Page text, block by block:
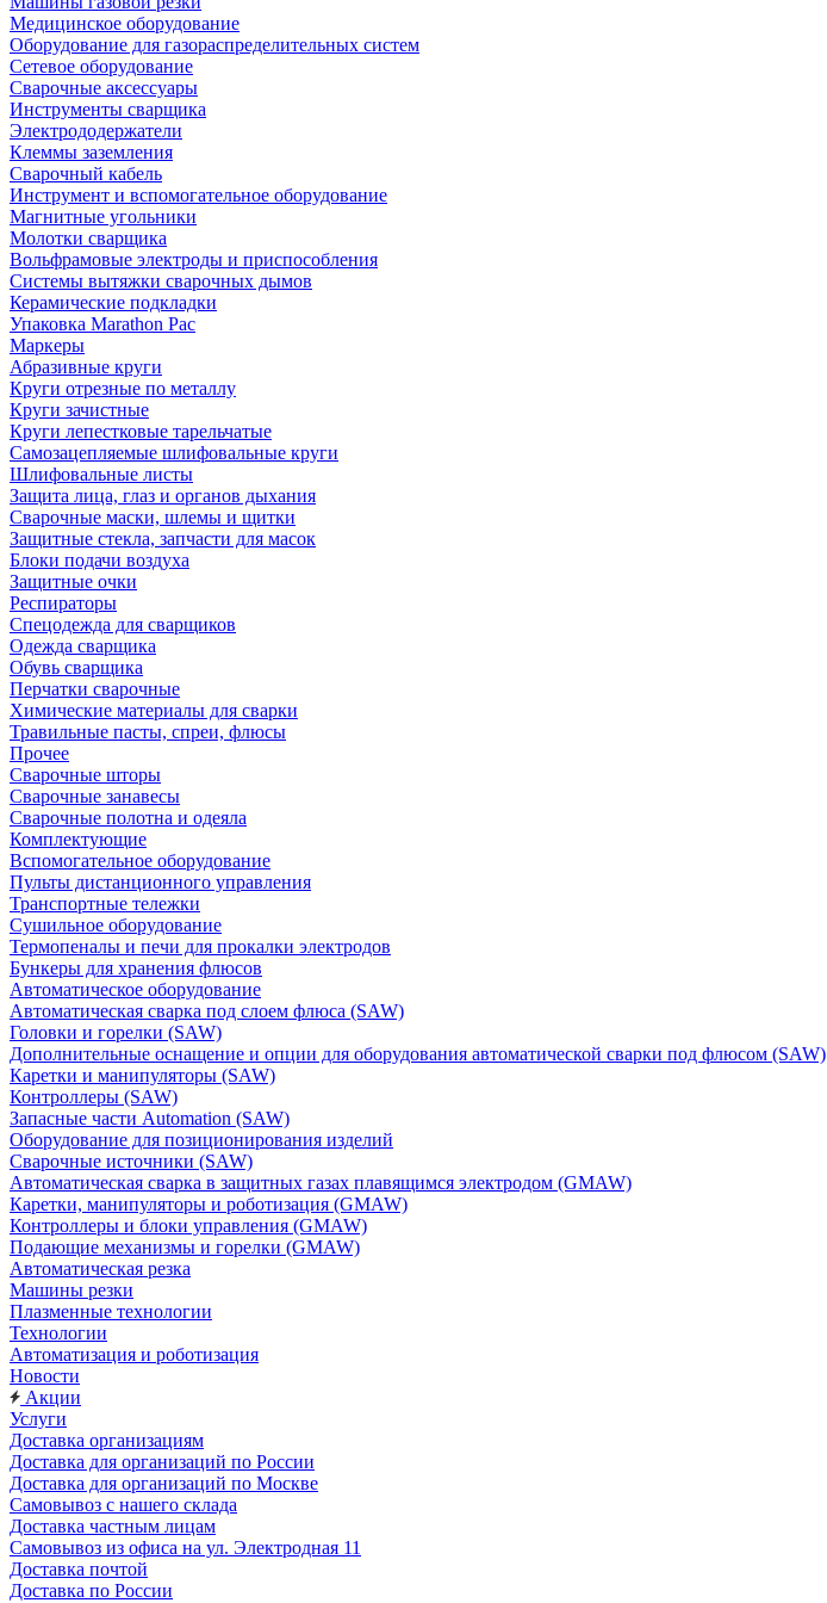
Медицинское оборудование
Оборудование для газораспределительных систем
Сетевое оборудование
Сварочные аксессуары
Инструменты сварщика
Электрододержатели
Клеммы заземления
Сварочный кабель
Инструмент и вспомогательное оборудование
Магнитные угольники
Молотки сварщика
Вольфрамовые электроды и приспособления
Системы вытяжки сварочных дымов
Керамические подкладки
Упаковка Marathon Pac
Маркеры
Абразивные круги
Круги отрезные по металлу
Круги зачистные
Круги лепестковые тарельчатые
Самозацепляемые шлифовальные круги
Шлифовальные листы
Защита лица, глаз и органов дыхания
Сварочные маски, шлемы и щитки
Защитные стекла, запчасти для масок
Блоки подачи воздуха
Защитные очки
Респираторы
Спецодежда для сварщиков
Одежда сварщика
Обувь сварщика
Перчатки сварочные
Химические материалы для сварки
Травильные пасты, спреи, флюсы
Прочее
Сварочные шторы
Сварочные занавесы
Сварочные полотна и одеяла
Комплектующие
Вспомогательное оборудование
Пульты дистанционного управления
Транспортные тележки
Сушильное оборудование
Термопеналы и печи для прокалки электродов
Бункеры для хранения флюсов
Автоматическое оборудование
Автоматическая сварка под слоем флюса (SAW)
Головки и горелки (SAW)
Дополнительные оснащение и опции для оборудования автоматической сварки под флюсом (SAW)
Каретки и манипуляторы (SAW)
Контроллеры (SAW)
Запасные части Automation (SAW)
Оборудование для позиционирования изделий
Сварочные источники (SAW)
Автоматическая сварка в защитных газах плавящимся электродом (GMAW)
Каретки, манипуляторы и роботизация (GMAW)
Контроллеры и блоки управления (GMAW)
Подающие механизмы и горелки (GMAW)
Автоматическая резка
Машины резки
Плазменные технологии
Технологии
Автоматизация и роботизация
Новости
Акции
Услуги
Доставка организациям
Доставка для организаций по России
Доставка для организаций по Москве
Самовывоз с нашего склада
Доставка частным лицам
Самовывоз из офиса на ул. Электродная 11
Доставка почтой
Доставка по России